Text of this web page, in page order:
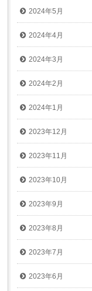
2024年5月
2024年4月
2024年3月
2024年2月
2024年1月
2023年12月
2023年11月
2023年10月
2023年9月
2023年8月
2023年7月
2023年6月